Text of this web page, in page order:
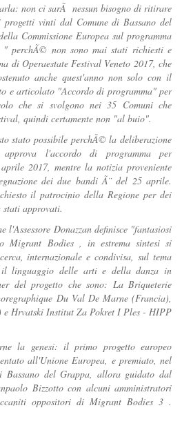
non ci sarÃ nessun bisogno di ritirare
vinti dal Comune di Bassano del
Commissione Europea sul programma
" perchÃ© non sono mai stati richiesti e
di Operaestate Festival Veneto 2017, che
anche quest'anno non solo con il
e articolato "Accordo di programma" per
che si svolgono nei 35 Comuni che
quindi certamente non "al buio".
stato possibile perchÃ© la deliberazione
l'accordo di programma per
2017, mentre la notizia proveniente
dei due bandi Ã¨ del 25 aprile.
il patrocinio della Regione per dei
stati approvati.
l'Assessore Donazzan definisce "fantasiosi
Migrant Bodies , in estrema sintesi si
internazionale e condivisa, sul tema
il linguaggio delle arti e della danza in
del progetto che sono: La Briqueterie
Du Val De Marne (Francia),
Hrvatski Institut Za Pokret I Ples - HIPP
la genesi: il primo progetto europeo
all'Unione Europea, e premiato, nel
Bassano del Grappa, allora guidato dal
Bizzotto con alcuni amministratori
oppositori di Migrant Bodies 3 .